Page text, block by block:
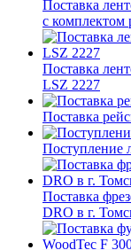
Поставка
с комплектом
Поставка
LSZ 2227
Поставка
Поступление
Поставка
DRO в г.